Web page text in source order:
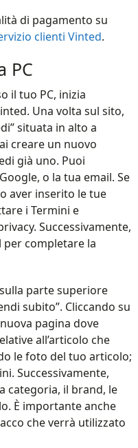
di pagamento su
clienti Vinted.
PC
il tuo PC, inizia
Una volta sul sito,
situata in alto a
creare un nuovo
già uno. Puoi
o la tua email. Se
aver inserito le tue
i Termini e
Successivamente,
per completare la
parte superiore
subito”. Cliccando su
pagina dove
all’articolo che
le foto del tuo articolo;
Successivamente,
categoria, il brand, le
È importante anche
che verrà utilizzato